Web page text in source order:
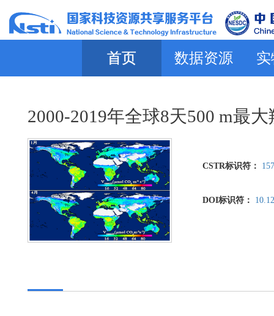
首页 数据资源
2000-2019年全球8天500 m最
CSTR标识符：
DOI标识符：